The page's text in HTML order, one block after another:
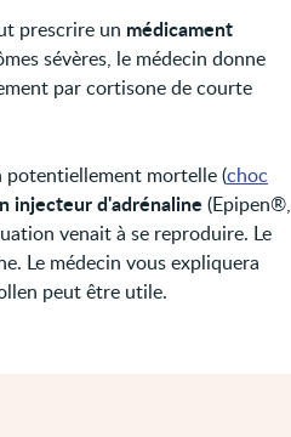
prescrire un médicament
sévères, le médecin donne
par cortisone de courte
potentiellement mortelle (choc
injecteur d'adrénaline (Epipen®,
venait à se reproduire. Le
Le médecin vous expliquera
peut être utile.